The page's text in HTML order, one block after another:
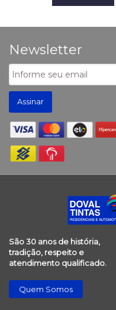
Newsletter
Assinar
São 30 anos de história,
tradição, respeito e
atendimento qualificado.
Quem Somos